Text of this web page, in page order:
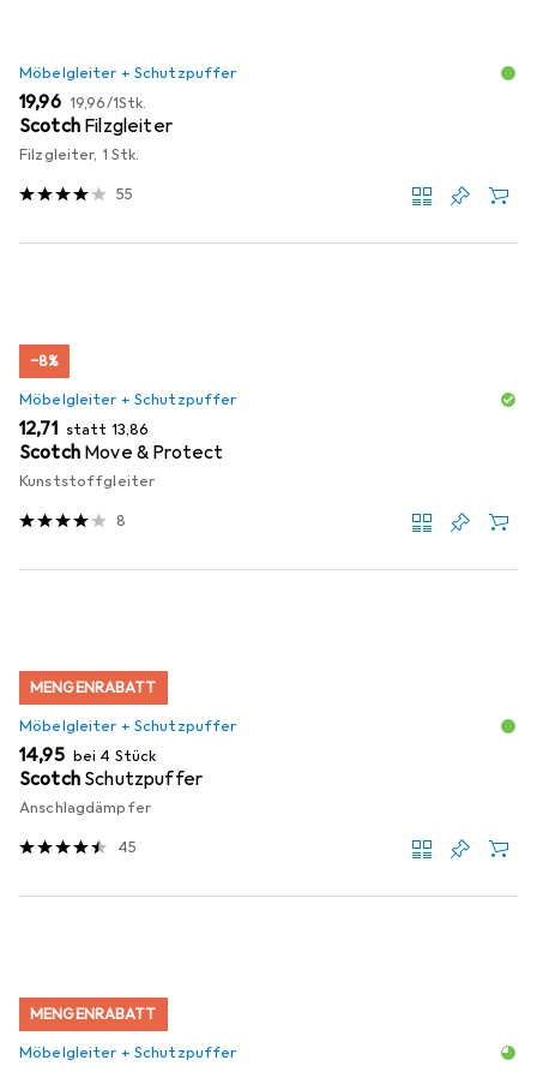
Möbelgleiter + Schutzpuffer
EUR
19,96 EUR
19,96/1Stk.
Scotch Filzgleiter
Filzgleiter, 1 Stk.
55
−8%
Möbelgleiter + Schutzpuffer
EUR
12,71 statt EUR
13,86
Scotch Move & Protect
Kunststoffgleiter
8
MENGENRABATT
Möbelgleiter + Schutzpuffer
EUR
14,95 bei 4 Stück
Scotch Schutzpuffer
Anschlagdämpfer
45
MENGENRABATT
Möbelgleiter + Schutzpuffer